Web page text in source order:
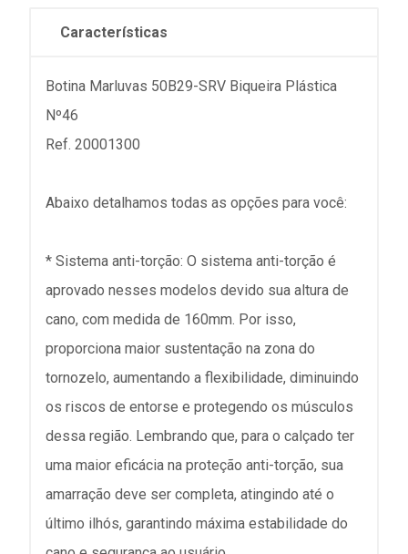
Características
Botina Marluvas 50B29-SRV Biqueira Plástica
Nº46
Ref. 20001300
Abaixo detalhamos todas as opções para você:
* Sistema anti-torção: O sistema anti-torção é
aprovado nesses modelos devido sua altura de
cano, com medida de 160mm. Por isso,
proporciona maior sustentação na zona do
tornozelo, aumentando a flexibilidade, diminuindo
os riscos de entorse e protegendo os músculos
dessa região. Lembrando que, para o calçado ter
uma maior eficácia na proteção anti-torção, sua
amarração deve ser completa, atingindo até o
último ilhós, garantindo máxima estabilidade do